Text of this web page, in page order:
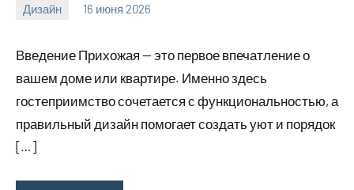
Дизайн 16 июня 2026
calvinken_co
Введение Прихожая — это первое впечатление о
вашем доме или квартире. Именно здесь
гостеприимство сочетается с функциональностью, а
правильный дизайн помогает создать уют и порядок
[…]